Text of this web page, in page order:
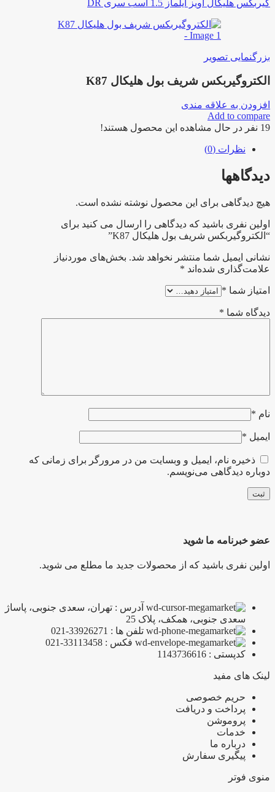
گیربکس هلیکال آویز ایلماز 1.5 اسب سری DR
بزرگنمایی تصویر
الکتروگیربکس شریف بول هلیکال K87
افزودن به علاقه مندی
Add to compare
19 نفر در حال مشاهده این محصول هستند!
نظرات (0)
دیدگاهها
هیچ دیدگاهی برای این محصول نوشته نشده است.
اولین نفری باشید که دیدگاهی را ارسال می کنید برای
“الکتروگیربکس شریف بول هلیکال K87”
نشانی ایمیل شما منتشر نخواهد شد. بخش‌های موردنیاز
علامت‌گذاری شده‌اند *
امتیاز شما *
دیدگاه شما *
نام *
ایمیل *
ذخیره نام، ایمیل و وبسایت من در مرورگر برای زمانی که
دوباره دیدگاهی می‌نویسم.
عضو خبرنامه ما شوید
اولین نفری باشید که از محصولات جدید ما مطلع می شوید.
آدرس : تهران، سعدی جنوبی، پاساژ
سعدی جنوبی، همکف، پلاک 25
تلفن ها : 33926271-021
فکس : 33113458-021
کدپستی : 1143736616
لینک های مفید
حریم خصوصی
پرداخت و دریافت
پروموشن
خدمات
درباره ما
پیگیری سفارش
منوی فوتر